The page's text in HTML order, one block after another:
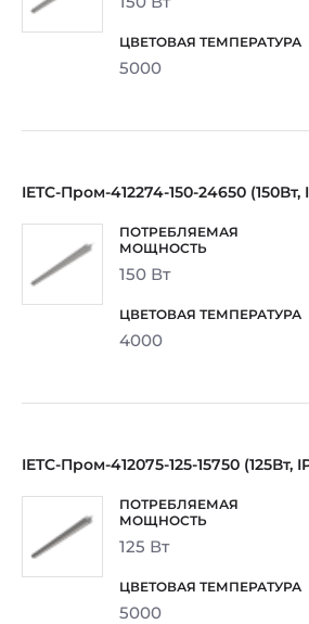
5000
IETC-Пром-412274-150-24650
150 Вт
4000
IETC-Пром-412075-125-15750 (125Вт,
125 Вт
5000